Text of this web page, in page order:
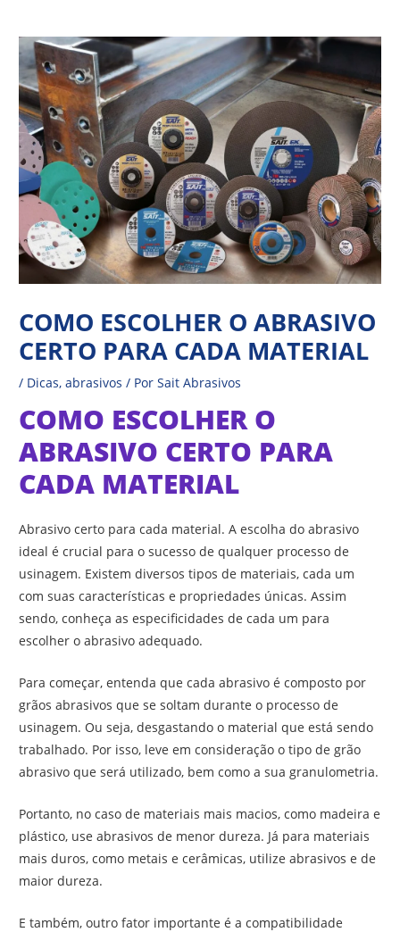
para
conteúdo
COMO ESCOLHER O ABRASIVO
CERTO PARA CADA MATERIAL
/ Dicas,abrasivos / PorSait Abrasivos
COMO ESCOLHER O
ABRASIVO CERTO PARA
CADA MATERIAL
Abrasivo certo para cada material. A escolha do abrasivo
ideal é crucial para o sucesso de qualquer processo de
usinagem. Existem diversos tipos de materiais, cada um
com suas características e propriedades únicas. Assim
sendo, conheça as especificidades de cada um para
escolher o abrasivo adequado.
Para começar, entenda que cada abrasivo é composto por
grãos abrasivos que se soltam durante o processo de
usinagem. Ou seja, desgastando o material que está sendo
trabalhado. Por isso, leve em consideração o tipo de grão
abrasivo que será utilizado, bem como a sua granulometria.
Portanto, no caso de materiais mais macios, como madeira e
plástico, use abrasivos de menor dureza. Já para materiais
mais duros, como metais e cerâmicas, utilize abrasivos e de
maior dureza.
E também, outro fator importante é a compatibilidade
de
Post